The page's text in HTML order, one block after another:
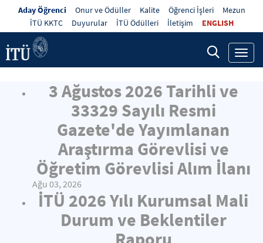
Aday Öğrenci Onur ve Ödüller Kalite Öğrenci İşleri
Mezun
İTÜ KKTC
Duyurular İTÜ Ödülleri İletişim ENGLISH
3 Ağustos 2026 Tarihli ve
33329 Sayılı Resmi
Gazete'de Yayımlanan
Araştırma Görevlisi ve
Öğretim Görevlisi Alım İlanı
Ağu 03, 2026
İTÜ 2026 Yılı Kurumsal Mali
Durum ve Beklentiler